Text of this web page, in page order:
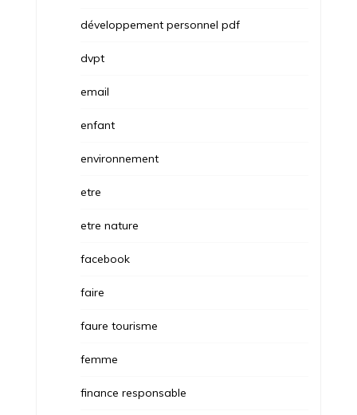
développement personnel pdf
dvpt
email
enfant
environnement
etre
etre nature
facebook
faire
faure tourisme
femme
finance responsable